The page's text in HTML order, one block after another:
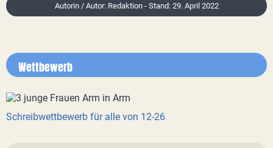
Autorin / Autor: Redaktion - Stand: 29. April 2022
Wettbewerb
Schreibwettbewerb für alle von 12-26